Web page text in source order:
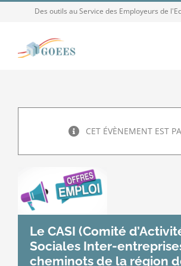
contenu
Des outils au Service des Employeurs de
CET ÉVÈNEMENT EST
Le CASI (Comité
Sociales Inter-
cheminots de la région